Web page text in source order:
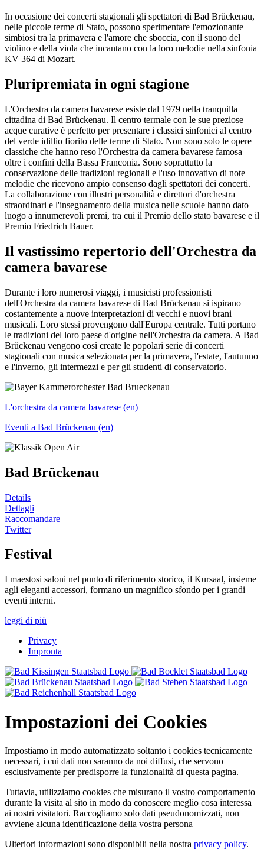
In occasione dei concerti stagionali gli spettatori di Bad Brückenau,
nelle piccole terme di Stato, possono sperimentare l'emozionante
simbiosi tra la primavera e l'amore che sboccia, con il suono del
violino e della viola che incantano con la loro melodie nella sinfonia
KV 364 di Mozart.
Pluripremiata in ogni stagione
L'Orchestra da camera bavarese esiste dal 1979 nella tranquilla
cittadina di Bad Brückenau. Il centro termale con le sue preziose
acque curative è perfetto per presentare i classici sinfonici al centro
del verde idillio fiorito delle terme di Stato. Non sono solo le opere
classiche che hanno reso l'Orchestra da camera bavarese famosa
oltre i confini della Bassa Franconia. Sono soprattutto la
conservazione delle tradizioni regionali e l'uso innovativo di note
melodie che ricevono ampio consenso dagli spettatori dei concerti.
La collaborazione con illustri personalità e direttori d'orchestra
straordinari e l'insegnamento della musica nelle scuole hanno dato
luogo a innumerevoli premi, tra cui il Premio dello stato bavarese e il
Premio Friedrich Bauer.
Il vastissimo repertorio dell'Orchestra da
camera bavarese
Durante i loro numerosi viaggi, i musicisti professionisti
dell'Orchestra da camera bavarese di Bad Brückenau si ispirano
costantemente a nuove interpretazioni di vecchi e nuovi brani
musicali. Loro stessi provengono dall'Europa centrale. Tutti portano
le tradizioni del loro paese d'origine nell'Orchestra da camera. A Bad
Brückenau vengono così create le popolari serie di concerti
stagionali con musica selezionata per la primavera, l'estate, l'autunno
e l'inverno, gli intermezzi e per gli studenti di conservatorio.
L'orchestra da camera bavarese (en)
Eventi a Bad Brückenau (en)
Bad Brückenau
Details
Dettagli
Raccomandare
Twitter
Festival
I maestosi saloni nel punto di riferimento storico, il Kursaal, insieme
agli eleganti accessori, formano un magnifico sfondo per i grandi
eventi interni.
leggi di più
Privacy
Impronta
Impostazioni dei Cookies
Impostiamo in modo automatizzato soltanto i cookies tecnicamente
necessari, i cui dati non saranno da noi diffusi, che servono
esclusivamente per predisporre la funzionalità di questa pagina.
Tuttavia, utilizziamo cookies che misurano il vostro comportamento
durante la visita al sito in modo da conoscere meglio cosa interessa
ai nostri visitatori. Raccogliamo solo dati pseudonomizzati, non
avviene alcuna identificazione della vostra persona
Ulteriori informazioni sono disponibili nella nostra privacy policy.